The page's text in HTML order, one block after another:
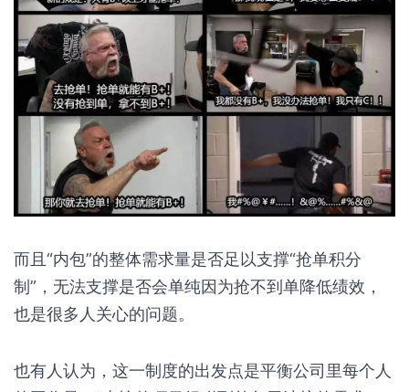
而且“内包”的整体需求量是否足以支撑“抢单积分
制”，无法支撑是否会单纯因为抢不到单降低绩效，
也是很多人关心的问题。
也有人认为，这一制度的出发点是平衡公司里每个人